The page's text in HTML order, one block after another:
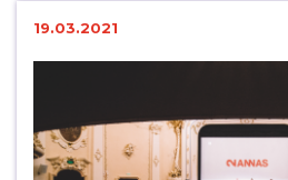
19.03.2021